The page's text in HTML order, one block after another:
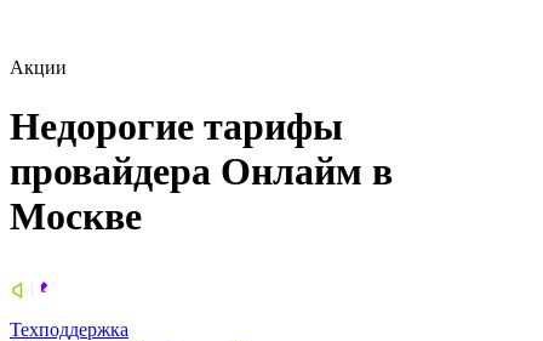
Акции
Недорогие тарифы
провайдера Онлайм в
Москве
Техподдержка